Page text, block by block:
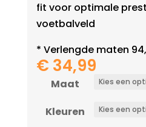
fit voor optimale
voetbalveld
* Verlengde maten 94,
€ 34,99
Maat
Kleuren